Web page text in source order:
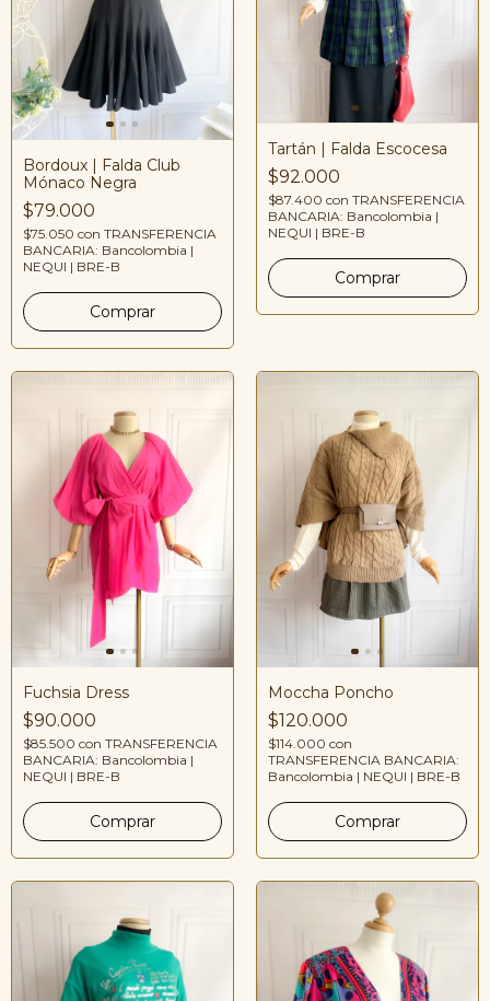
Bordoux | Falda Club
Mónaco Negra
$79.000
$75.050 con TRANSFERENCIA
BANCARIA: Bancolombia |
NEQUI | BRE-B
Tartán | Falda Escocesa
$92.000
$87.400 con TRANSFERENCIA
BANCARIA: Bancolombia |
NEQUI | BRE-B
Fuchsia Dress
$90.000
$85.500 con TRANSFERENCIA
BANCARIA: Bancolombia |
NEQUI | BRE-B
Moccha Poncho
$120.000
$114.000 con
TRANSFERENCIA BANCARIA:
Bancolombia | NEQUI | BRE-B